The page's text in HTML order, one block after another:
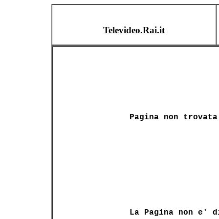
Televideo.Rai.it
Pagina non trovata
La Pagina non e'